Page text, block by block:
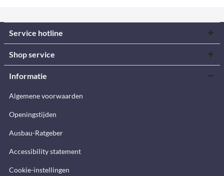
Service hotline
Shop service
Informatie
Algemene voorwaarden
Openingstijden
Ausbau-Ratgeber
Accessibility statement
Cookie-instellingen